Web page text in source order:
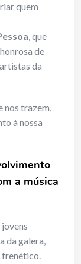
quem
, que
de
da
nos trazem,
à nossa
a música
da galera,
frenético.